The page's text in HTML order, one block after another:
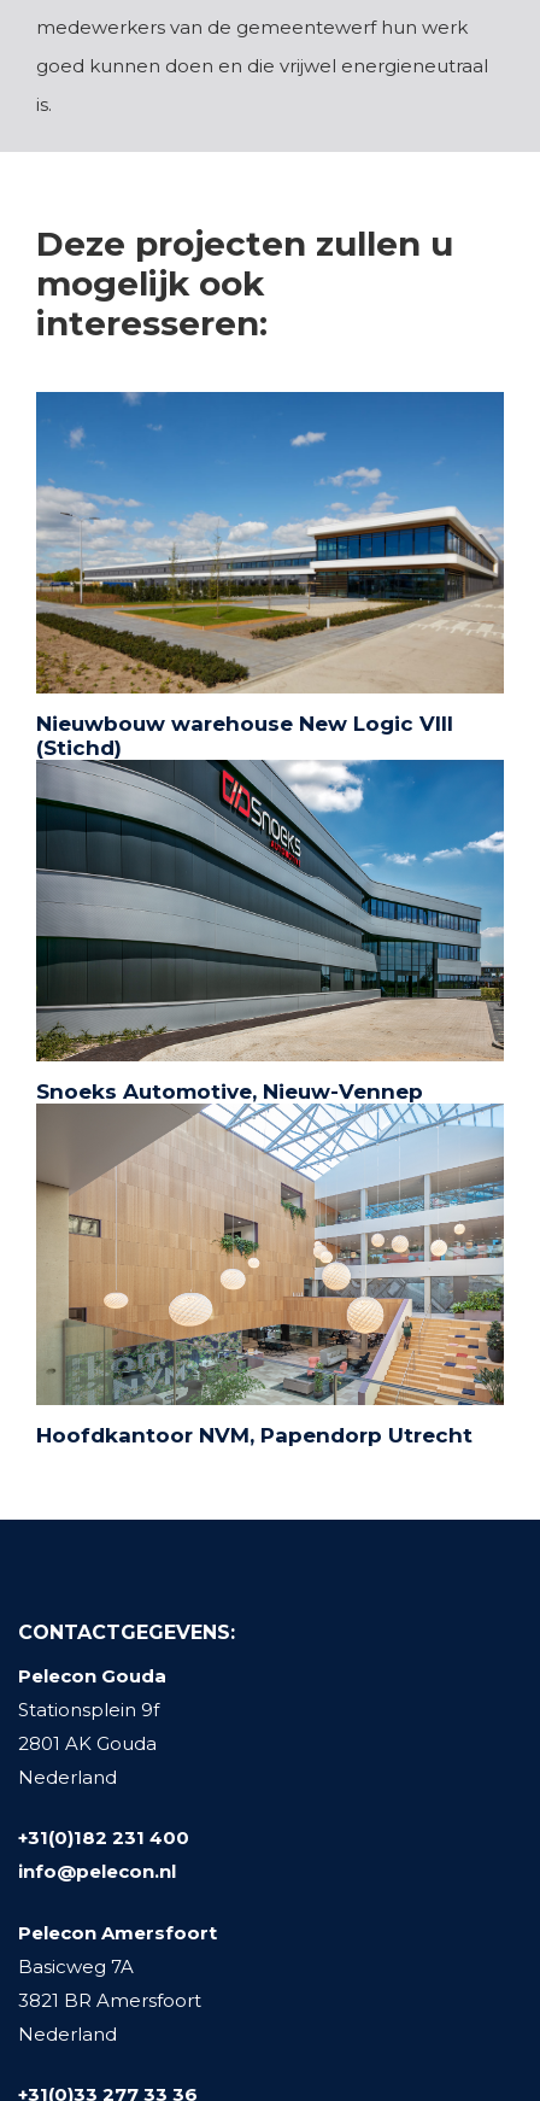
medewerkers van de gemeentewerf hun werk
goed kunnen doen en die vrijwel energieneutraal
is.
Deze projecten zullen u
mogelijk ook
interesseren:
Nieuwbouw warehouse New Logic VIII
(Stichd)
Snoeks Automotive, Nieuw-Vennep
Hoofdkantoor NVM, Papendorp Utrecht
CONTACTGEGEVENS:
Pelecon Gouda
Stationsplein 9f
2801 AK Gouda
Nederland
+31(0)182 231 400
info@pelecon.nl
Pelecon Amersfoort
Basicweg 7A
3821 BR Amersfoort
Nederland
+31(0)33 277 33 36